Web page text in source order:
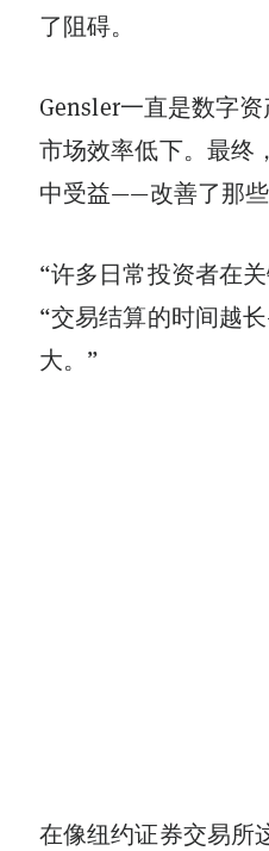
了阻碍。
Gensler一直是数字
市场效率低下。最终
中受益——改善了那些
“许多日常投资者在
“交易结算的时间越
大。”
在像纽约证券交易所